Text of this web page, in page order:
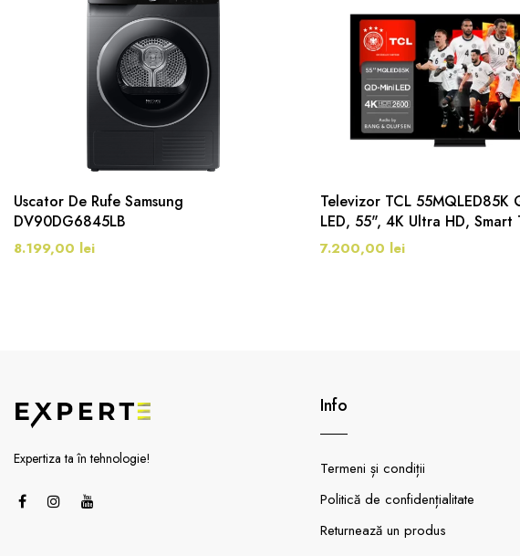
Uscator De Rufe Samsung
DV90DG6845LB
8.199,00 lei
Televizor TCL 55MQLED85K
LED, 55", 4K Ultra HD, Smart
7.200,00 lei
Expertiza ta în tehnologie!
Info
Termeni și condiții
Politică de confidențialitate
Returnează un produs